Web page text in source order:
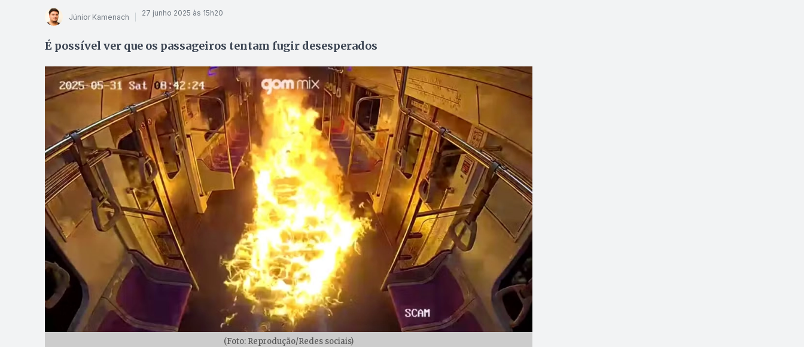
Júnior Kamenach 27 junho 2025 às 15h20
É possível ver que os passageiros tentam fugir desesperados
(Foto: Reprodução/Redes sociais)